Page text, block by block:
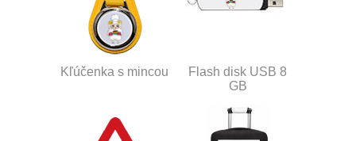
Kľúčenka s mincou
Flash disk USB 8
GB